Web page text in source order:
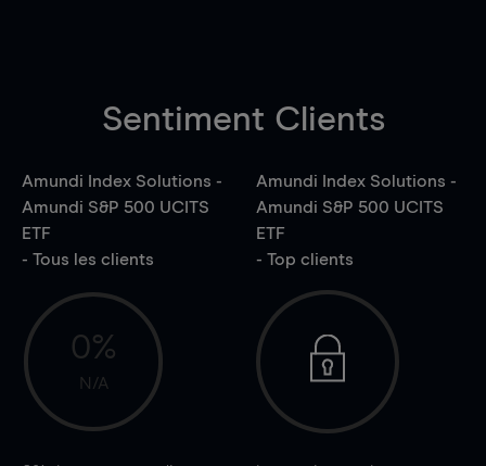
Sentiment Clients
Amundi Index Solutions -
Amundi S&P 500 UCITS
ETF
- Tous les clients
0%
N/A
Amundi Index Solutions -
Amundi S&P 500 UCITS
ETF
- Top clients